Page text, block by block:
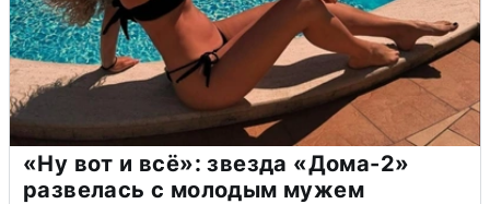
«Ну вот и всё»: звезда «Дома-2»
развелась с молодым мужем